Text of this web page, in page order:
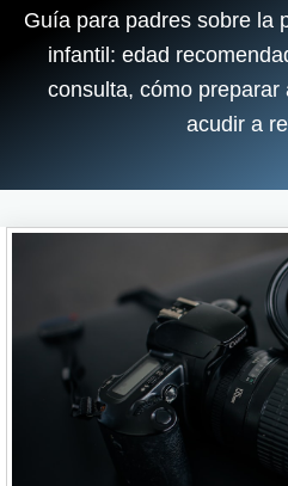
Guía para padres sobre la
infantil: edad
consulta, cómo
acudir a